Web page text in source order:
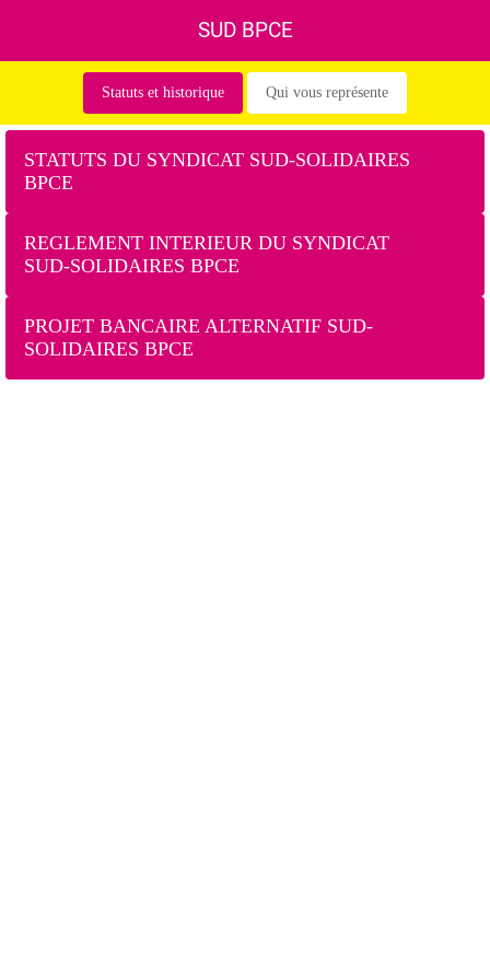
SUD BPCE
Statuts et historique Qui vous représente
STATUTS DU SYNDICAT SUD-SOLIDAIRES
BPCE
REGLEMENT INTERIEUR DU SYNDICAT
SUD-SOLIDAIRES BPCE
PROJET BANCAIRE ALTERNATIF SUD-
SOLIDAIRES BPCE